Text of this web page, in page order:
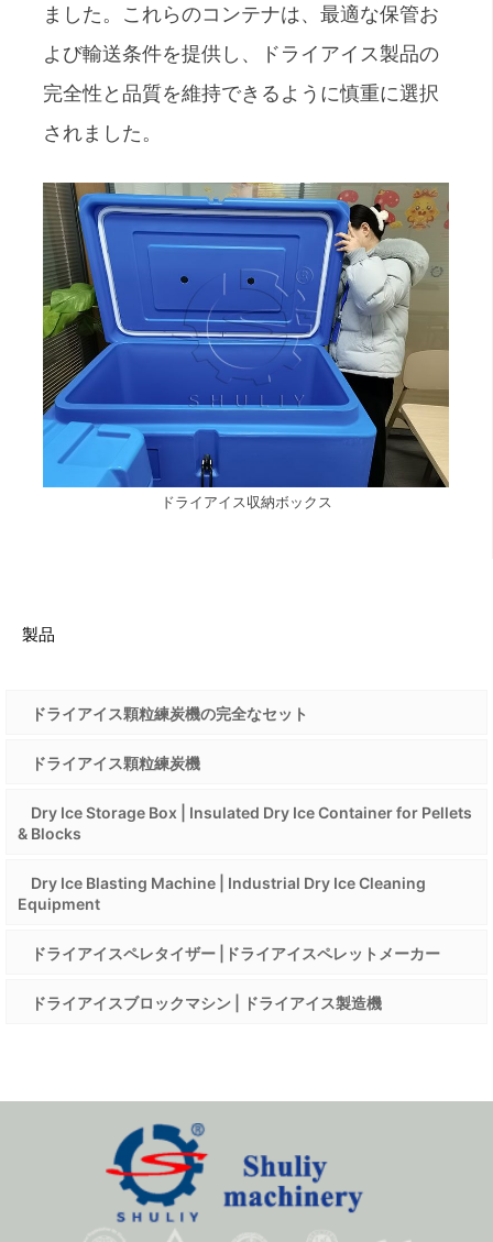
ました。これらのコンテナは、最適な保管お
よび輸送条件を提供し、ドライアイス製品の
完全性と品質を維持できるように慎重に選択
されました。
ドライアイス収納ボックス
製品
ドライアイス顆粒練炭機の完全なセット
ドライアイス顆粒練炭機
Dry Ice Storage Box | Insulated Dry Ice Container for Pellets
& Blocks
Dry Ice Blasting Machine | Industrial Dry Ice Cleaning
Equipment
ドライアイスペレタイザー |ドライアイスペレットメーカー
ドライアイスブロックマシン | ドライアイス製造機